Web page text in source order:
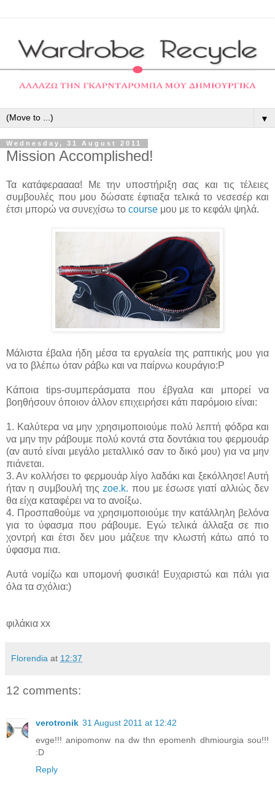
▼
Wednesday, 31 August 2011
Mission Accomplished!
Τα κατάφεραααα! Με την υποστήριξη σας και τις τέλειες
συμβουλές που μου δώσατε έφτιαξα τελικά το νεσεσέρ και
έτσι μπορώ να συνεχίσω το course μου με το κεφάλι ψηλά.
Μάλιστα έβαλα ήδη μέσα τα εργαλεία της ραπτικής μου για
να το βλέπω όταν ράβω και να παίρνω κουράγιο:P
Κάποια tips-συμπεράσματα που έβγαλα και μπορεί να
βοηθήσουν όποιον άλλον επιχειρήσει κάτι παρόμοιο είναι:
1. Καλύτερα να μην χρησιμοποιούμε πολύ λεπτή φόδρα και
να μην την ράβουμε πολύ κοντά στα δοντάκια του φερμουάρ
(αν αυτό είναι μεγάλο μεταλλικό σαν το δικό μου) για να μην
πιάνεται.
3. Αν κολλήσει το φερμουάρ λίγο λαδάκι και ξεκόλλησε! Αυτή
ήταν η συμβουλή τηςzoe.k. που με έσωσε γιατί αλλιώς δεν
θα είχα καταφέρει να το ανοίξω.
4. Προσπαθούμε να χρησιμοποιούμε την κατάλληλη βελόνα
για το ύφασμα που ράβουμε. Εγώ τελικά άλλαξα σε πιο
χοντρή και έτσι δεν μου μάζευε την κλωστή κάτω από το
ύφασμα πια.
Αυτά νομίζω και υπομονή φυσικά! Ευχαριστώ και πάλι για
όλα τα σχόλια:)
φιλάκια xx
Florendia at 12:37
12 comments:
verotronik 31 August 2011 at 12:42
evge!!! anipomonw na dw thn epomenh dhmiourgia sou!!!
:D
Reply